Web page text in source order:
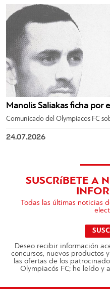
Manolis Saliakas ficha por
Comunicado del Olympiacos FC
24.07.2026
SUSCRíBETE A
Todas las últimas noticias
Deseo recibir información
concursos, nuevos productos
las ofertas de los
Olympiacós FC; he leído y